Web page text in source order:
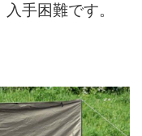
手困難です。